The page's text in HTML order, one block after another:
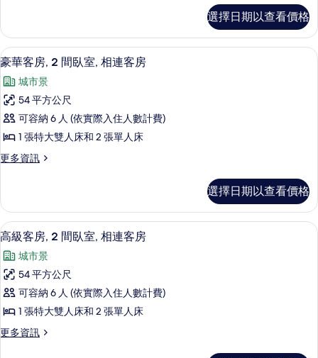
有
相
片
客
房
(Superior)
詳
情
選擇日期以查看價格
顯
示
豪
華
客
2
臥
室,
相
連
客
房
的
所
豪華客房, 2 間臥室, 相連客房 | 客房
10
豪華客房, 2 間臥室, 相連客房
城市景
54 平方公尺
可容納 6 人 (依實際入住人數計費)
1 張特大雙人床和 2 張單人床
更多資訊
更
客
房,
2
臥
室,
相
連
客
的
選擇日期以查看價格
顯
示
高
級
客
2
高級客房, 2 間臥室, 相連客房 | 客房
10
高級客房, 2 間臥室, 相連客房
城市景
54 平方公尺
可容納 6 人 (依實際入住人數計費)
1 張特大雙人床和 2 張單人床
更多資訊
更